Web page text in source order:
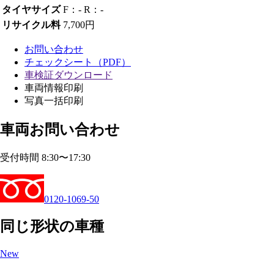
タイヤサイズ F：- R：-
リサイクル料 7,700円
お問い合わせ
チェックシート（PDF）
車検証ダウンロード
車両情報印刷
写真一括印刷
車両お問い合わせ
受付時間 8:30〜17:30
0120-1069-50
同じ形状の車種
New